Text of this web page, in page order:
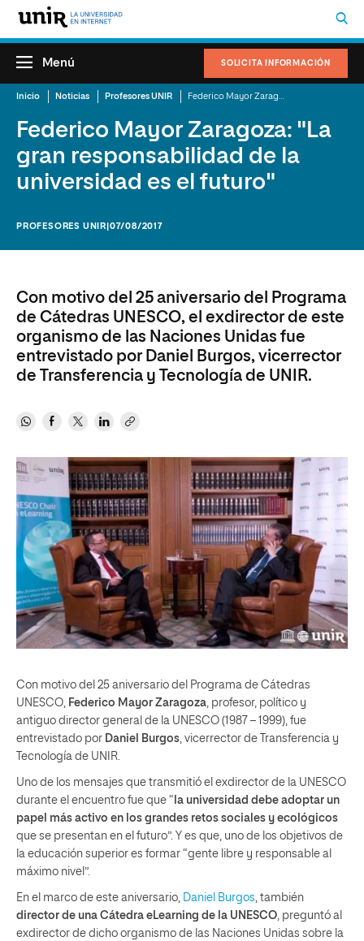
SOLICITA INFORMACIÓN
Menú
Inicio Noticias Profesores UNIR
Federico Mayor Zaragoza: "La
gran responsabilidad de la
universidad es el futuro"
PROFESORES UNIR |07/08/2017
Con motivo del 25 aniversario del Programa
de Cátedras UNESCO, el exdirector de este
organismo de las Naciones Unidas fue
entrevistado por Daniel Burgos, vicerrector
de Transferencia y Tecnología de UNIR.
Con motivo del 25 aniversario del Programa de Cátedras
UNESCO, Federico Mayor Zaragoza, profesor, político y
antiguo director general de la UNESCO (1987 – 1999), fue
entrevistado por Daniel Burgos, vicerrector de Transferencia y
Tecnología de UNIR.
Uno de los mensajes que transmitió el exdirector de la UNESCO
durante el encuentro fue que “ la universidad debe adoptar un
papel más activo en los grandes retos sociales y ecológicos
que se presentan en el futuro”. Y es que, uno de los objetivos de
la educación superior es formar “gente libre y responsable al
máximo nivel”.
En el marco de este aniversario, Daniel Burgos, también
director de una Cátedra eLearning de la UNESCO, preguntó al
exdirector de dicho organismo de las Naciones Unidas sobre la